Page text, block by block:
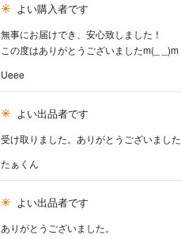
よい購入者です
無事にお届けでき、安心致しました！
この度はありがとうございましたm(_ _)m
Ueee
よい出品者です
受け取りました。ありがとうございました
たぁくん
よい出品者です
ありがとうございました。